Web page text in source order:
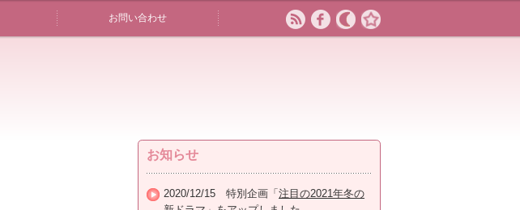
お問い合わせ
お知らせ
2020/12/15 特別企画「 注目の2021年冬の